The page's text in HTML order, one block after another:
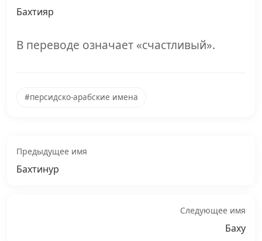
Бахтияр
В переводе означает «счастливый».
#персидско-арабские имена
Предыдущее имя
Бахтинур
Следующее имя
Баху